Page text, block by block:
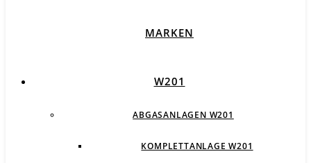
MARKEN
W201
ABGASANLAGEN W201
KOMPLETTANLAGE W201